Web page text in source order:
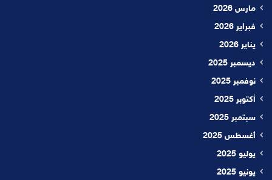
مارس 2026
فبراير 2026
يناير 2026
ديسمبر 2025
نوفمبر 2025
أكتوبر 2025
سبتمبر 2025
أغسطس 2025
يوليو 2025
يونيو 2025